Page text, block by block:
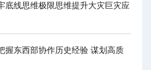
底线思维极限思维提升大灾巨灾应
握东西部协作历史经验 谋划高质